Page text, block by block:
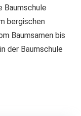
Baumschule
bergischen
Baumsamen bis
der Baumschule